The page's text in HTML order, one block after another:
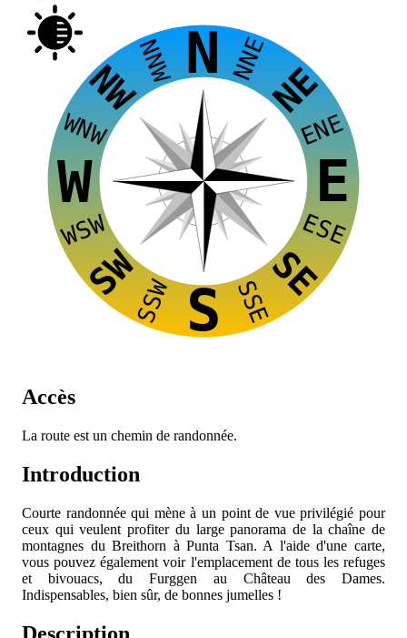
E
W
S
N
NW NE
SE
SW
NNE
ENE
ESE
SSE
SSW
WSW
WNW
NNW
Accès
La route est un chemin de randonnée.
Introduction
Courte randonnée qui mène à un point de vue privilégié pour
ceux qui veulent profiter du large panorama de la chaîne de
montagnes du Breithorn à Punta Tsan. A l'aide d'une carte,
vous pouvez également voir l'emplacement de tous les refuges
et bivouacs, du Furggen au Château des Dames.
Indispensables, bien sûr, de bonnes jumelles !